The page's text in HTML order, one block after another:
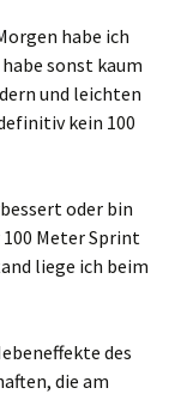
habe ich
sonst kaum
und leichten
kein 100
oder bin
Meter Sprint
liege ich beim
des
die am